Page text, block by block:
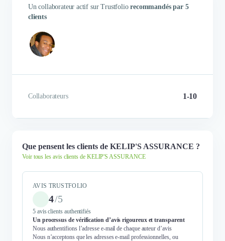
Un collaborateur actif sur Trustfoliorecommandés par 5
clients
Collaborateurs 1-10
Que pensent les clients de KELIP'S ASSURANCE ?
Voir tous les avis clients de KELIP'S ASSURANCE
AVIS TRUSTFOLIO
4/5
5 avis clients authentifiés
Un processus de vérification d’avis rigoureux et transparent
Nous authentifions l’adresse e-mail de chaque auteur d’avis
Nous n’acceptons que les adresses e-mail professionnelles, ou